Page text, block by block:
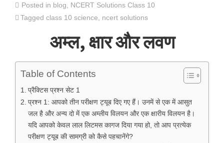
Posted in blog
NCERT Solutions Class 10
Tagged class 10 science ncert solutions
अम्ल, क्षार और लवण
Table of Contents
प्रैक्टिस प्रश्न सेट 1
प्रश्न 1: आपको तीन परीक्षण ट्यूब दिए गए हैं। उनमें से एक में आसुत
जल है और अन्य दो में एक अम्लीय विलयन और एक क्षारीय विलयन है।
यदि आपको केवल लाल लिटमस कागज दिया गया हो, तो आप प्रत्येक
परीक्षण ट्यूब की सामग्री को कैसे पहचानेंगे?